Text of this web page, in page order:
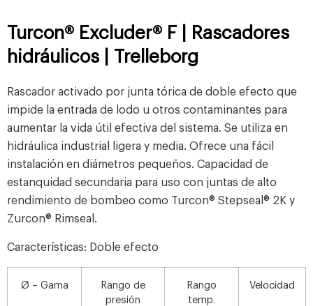
Turcon® Excluder® F | Rascadores
hidráulicos | Trelleborg
Rascador activado por junta tórica de doble efecto que
impide la entrada de lodo u otros contaminantes para
aumentar la vida útil efectiva del sistema. Se utiliza en
hidráulica industrial ligera y media. Ofrece una fácil
instalación en diámetros pequeños. Capacidad de
estanquidad secundaria para uso con juntas de alto
rendimiento de bombeo como Turcon® Stepseal® 2K y
Zurcon® Rimseal.
Características: Doble efecto
Ø – Gama
Rango de
presión
Rango
temp.
Velocidad